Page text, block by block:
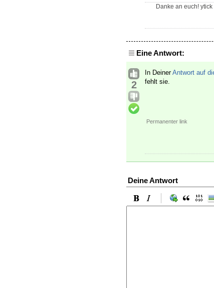
Danke an euch!
Eine Antwort:
2
In DeinerAntwort auf
fehlt sie.
Permanenter link
Deine Antwort